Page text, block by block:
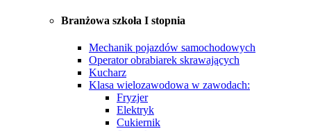
Branżowa szkoła I stopnia
Mechanik pojazdów samochodowych
Operator obrabiarek skrawających
Kucharz
Klasa wielozawodowa w zawodach:
Fryzjer
Elektryk
Cukiernik